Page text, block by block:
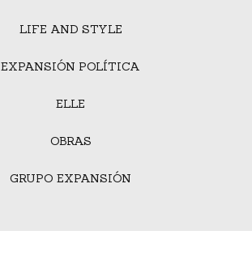
LIFE AND STYLE
EXPANSIÓN POLÍTICA
ELLE
OBRAS
GRUPO EXPANSIÓN